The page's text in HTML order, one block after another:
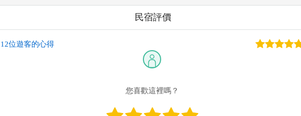
您也可以利用這幾個常用的網路ATM匯款： [郵局ATM
(以上三個銀行網路ATM只是方便網友直接連結，並不代表民宿有提供該銀行匯款帳號
喔。) 匯入任何款項後，請記得與業者連絡喔！
民宿評價
12位遊客的心得
您喜歡這裡嗎？